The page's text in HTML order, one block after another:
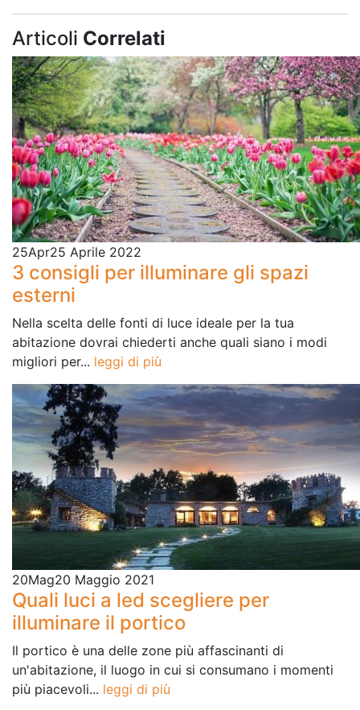
Articoli Correlati
25Apr25 Aprile 2022
3 consigli per illuminare gli spazi
esterni
Nella scelta delle fonti di luce ideale per la tua
abitazione dovrai chiederti anche quali siano i modi
migliori per... leggi di più
20Mag20 Maggio 2021
Quali luci a led scegliere per
illuminare il portico
Il portico è una delle zone più affascinanti di
un'abitazione, il luogo in cui si consumano i momenti
più piacevoli... leggi di più